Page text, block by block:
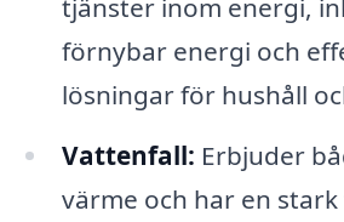
tjänster inom energi,
förnybar energi och
lösningar för hushåll
Vattenfall: Erbjuder
värme och har en stark